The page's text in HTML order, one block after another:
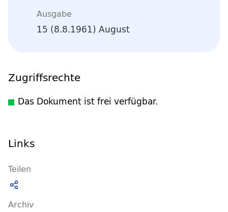
Ausgabe
15 (8.8.1961) August
Zugriffsrechte
Das Dokument ist frei verfügbar.
Links
Teilen
Archiv